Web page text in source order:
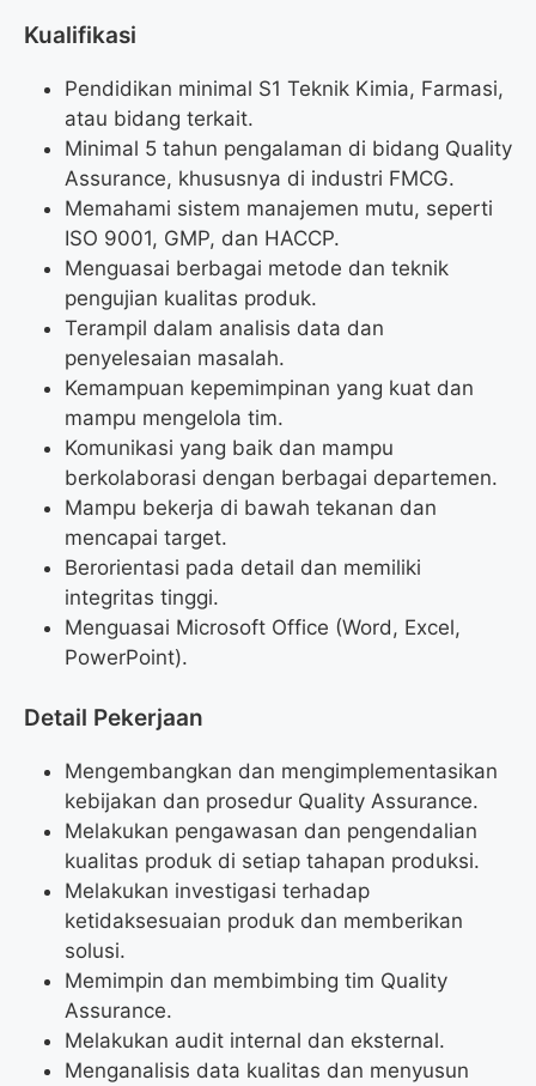
Kualifikasi
Pendidikan minimal S1 Teknik Kimia, Farmasi,
atau bidang terkait.
Minimal 5 tahun pengalaman di bidang Quality
Assurance, khususnya di industri FMCG.
Memahami sistem manajemen mutu, seperti
ISO 9001, GMP, dan HACCP.
Menguasai berbagai metode dan teknik
pengujian kualitas produk.
Terampil dalam analisis data dan
penyelesaian masalah.
Kemampuan kepemimpinan yang kuat dan
mampu mengelola tim.
Komunikasi yang baik dan mampu
berkolaborasi dengan berbagai departemen.
Mampu bekerja di bawah tekanan dan
mencapai target.
Berorientasi pada detail dan memiliki
integritas tinggi.
Menguasai Microsoft Office (Word, Excel,
PowerPoint).
Detail Pekerjaan
Mengembangkan dan mengimplementasikan
kebijakan dan prosedur Quality Assurance.
Melakukan pengawasan dan pengendalian
kualitas produk di setiap tahapan produksi.
Melakukan investigasi terhadap
ketidaksesuaian produk dan memberikan
solusi.
Memimpin dan membimbing tim Quality
Assurance.
Melakukan audit internal dan eksternal.
Menganalisis data kualitas dan menyusun